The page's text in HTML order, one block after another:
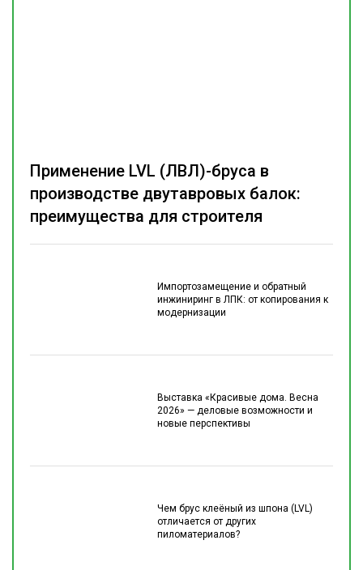
Импортозамещение и обратный
инжиниринг в ЛПК: от копирования к
модернизации
Выставка «Красивые дома. Весна
2026» — деловые возможности и
новые перспективы
Чем брус клеёный из шпона (LVL)
отличается от других
пиломатериалов?
Применение LVL (ЛВЛ)-бруса в
производстве двутавровых балок:
преимущества для строителя